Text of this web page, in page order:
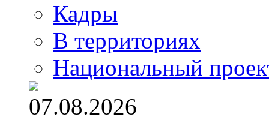
Кадры
В территориях
Национальный
07.08.2026